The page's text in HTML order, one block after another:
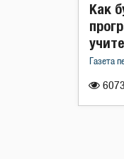
6073
Как
Газета